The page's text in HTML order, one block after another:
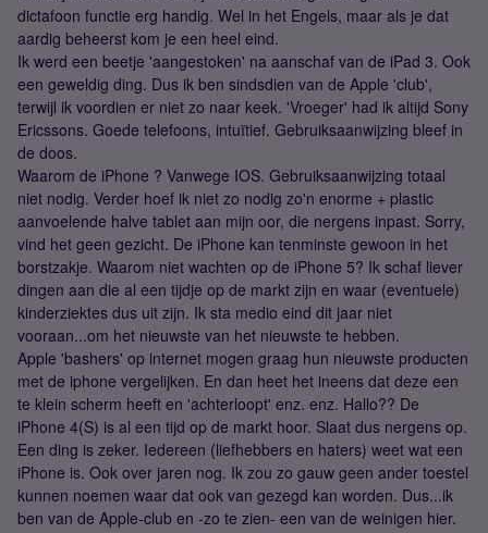
dictafoon functie erg handig. Wel in het Engels, maar als je dat
aardig beheerst kom je een heel eind.
Ik werd een beetje 'aangestoken' na aanschaf van de iPad 3. Ook
een geweldig ding. Dus ik ben sindsdien van de Apple 'club',
terwijl ik voordien er niet zo naar keek. 'Vroeger' had ik altijd Sony
Ericssons. Goede telefoons, intuïtief. Gebruiksaanwijzing bleef in
de doos.
Waarom de iPhone ? Vanwege IOS. Gebruiksaanwijzing totaal
niet nodig. Verder hoef ik niet zo nodig zo'n enorme + plastic
aanvoelende halve tablet aan mijn oor, die nergens inpast. Sorry,
vind het geen gezicht. De iPhone kan tenminste gewoon in het
borstzakje. Waarom niet wachten op de iPhone 5? Ik schaf liever
dingen aan die al een tijdje op de markt zijn en waar (eventuele)
kinderziektes dus uit zijn. Ik sta medio eind dit jaar niet
vooraan...om het nieuwste van het nieuwste te hebben.
Apple 'bashers' op internet mogen graag hun nieuwste producten
met de iphone vergelijken. En dan heet het ineens dat deze een
te klein scherm heeft en 'achterloopt' enz. enz. Hallo?? De
iPhone 4(S) is al een tijd op de markt hoor. Slaat dus nergens op.
Een ding is zeker. Iedereen (liefhebbers en haters) weet wat een
iPhone is. Ook over jaren nog. Ik zou zo gauw geen ander toestel
kunnen noemen waar dat ook van gezegd kan worden. Dus...ik
ben van de Apple-club en -zo te zien- een van de weinigen hier.